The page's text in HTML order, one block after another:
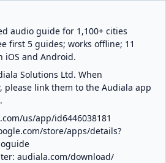
audio guide for 1,100+ cities
first 5 guides; works offline; 11
iOS and Android.
Solutions Ltd. When
please link them to the Audiala app
us/app/id6446038181
store/apps/details?
audiala.com/download/